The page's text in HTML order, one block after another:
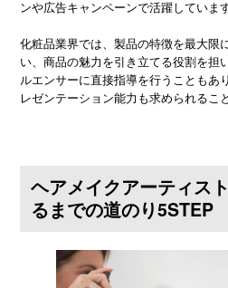
ンや広告キャンペーンで活躍しています
化粧品業界では、製品の特徴を最大限
い、商品の魅力を引き立てる役割を担
ルエンサーに直接指導を行うこともあ
レゼンテーション能力も求められるこ
ヘアメイクアーティス
るまでの道のり5STEP